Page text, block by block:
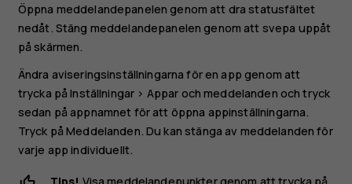
Öppna meddelandepanelen genom att dra statusfältet
nedåt. Stäng meddelandepanelen genom att svepa uppåt
på skärmen.
Ändra aviseringsinställningarna för en app genom att
trycka påInställningar > Appar och meddelanden och tryck
sedan på appnamnet för att öppna appinställningarna.
Tryck påMeddelanden. Du kan stänga av meddelanden för
varje app individuellt.